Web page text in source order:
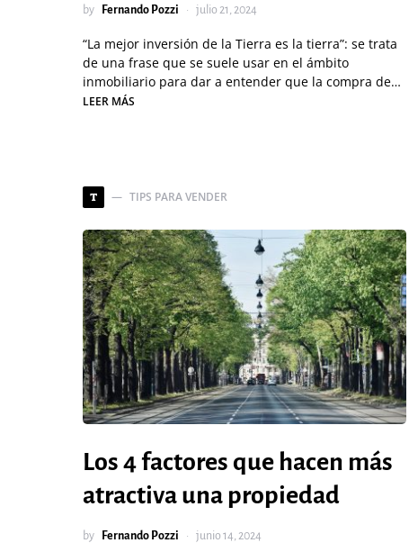
by Fernando Pozzi julio 21, 2024
“La mejor inversión de la Tierra es la tierra”: se trata
de una frase que se suele usar en el ámbito
inmobiliario para dar a entender que la compra de…
LEER MÁS
T TIPS PARA VENDER
Los 4 factores que hacen más
atractiva una propiedad
by Fernando Pozzi junio 14, 2024